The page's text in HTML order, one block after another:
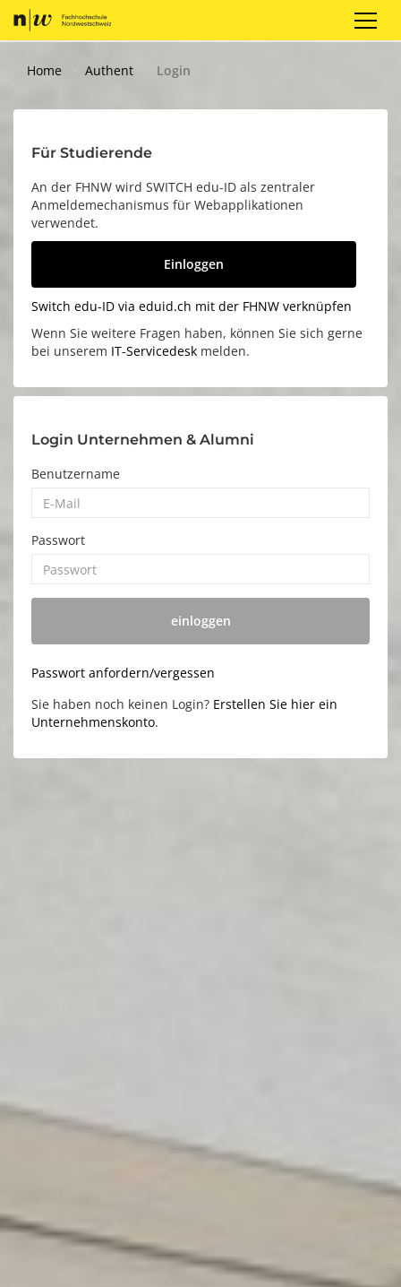
DE
Home Authent Login
Für Studierende
An der FHNW wird SWITCH edu-ID als zentraler
Anmeldemechanismus für Webapplikationen
verwendet.
Einloggen
Switch edu-ID via eduid.ch mit der FHNW verknüpfen
Wenn Sie weitere Fragen haben, können Sie sich gerne
bei unserem IT-Servicedesk melden.
Login Unternehmen & Alumni
Benutzername
Passwort
einloggen
Passwort anfordern/vergessen
Sie haben noch keinen Login? Erstellen Sie hier ein
Unternehmenskonto.